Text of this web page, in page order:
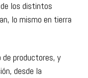
los distintos
lo mismo en tierra
productores, y
desde la